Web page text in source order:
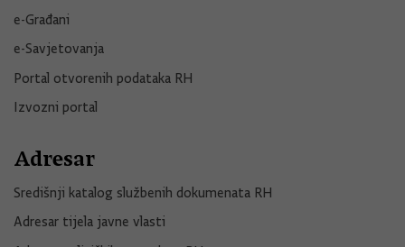
e-Građani
e-Savjetovanja
Portal otvorenih podataka RH
Izvozni portal
Adresar
Središnji katalog službenih dokumenata RH
Adresar tijela javne vlasti